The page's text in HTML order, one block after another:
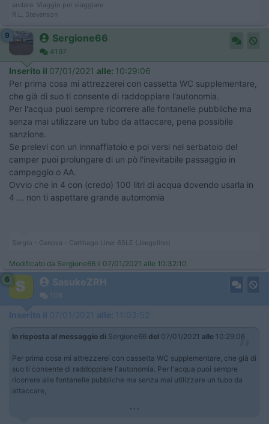
andare. Viaggio per viaggiare.
R.L. Stevenson
9 Sergione66
4197
Inserito il 07/01/2021 alle: 10:29:06
Per prima cosa mi attrezzerei con cassetta WC supplementare,
che già di suo ti consente di raddoppiare l'autonomia.
Per l'acqua puoi sempre ricorrere alle fontanelle pubbliche ma
senza mai utilizzare un tubo da attaccare, pena possibile
sanzione.
Se prelevi con un innnaffiatoio e poi versi nel serbatoio del
camper puoi prolungare di un pò l'inevitabile passaggio in
campeggio o AA.
Ovvio che in 4 con (credo) 100 litri di acqua dovendo usarla in
4 ... non ti aspettare grande automomia
Sergio - Genova - Carthago Liner 65LE (Jeegolino)
Modificato da Sergione66 il 07/01/2021 alle 10:32:10
6
SasukeZRH
108
Inserito il 07/01/2021 alle: 11:03:52
In risposta al messaggio di Sergione66 del 07/01/2021 alle 10:29:06
Per prima cosa mi attrezzerei con cassetta WC supplementare, che già di
suo ti consente di raddoppiare l'autonomia. Per l'acqua puoi sempre
ricorrere alle fontanelle pubbliche ma senza mai utilizzare un tubo da
attaccare,
...